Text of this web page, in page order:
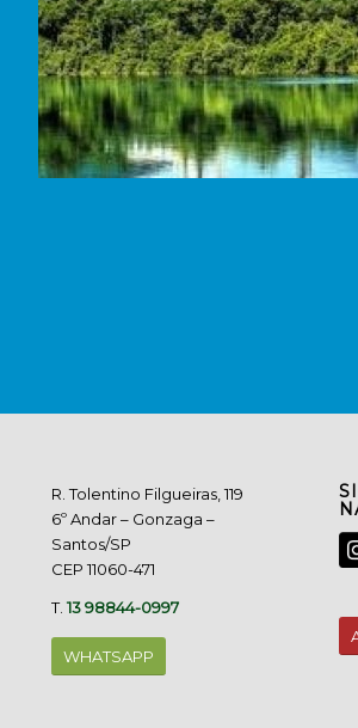
R. Tolentino Filgueiras, 119
6º Andar – Gonzaga –
Santos/SP
CEP 11060-471
T.13 98844-0997
WHATSAPP